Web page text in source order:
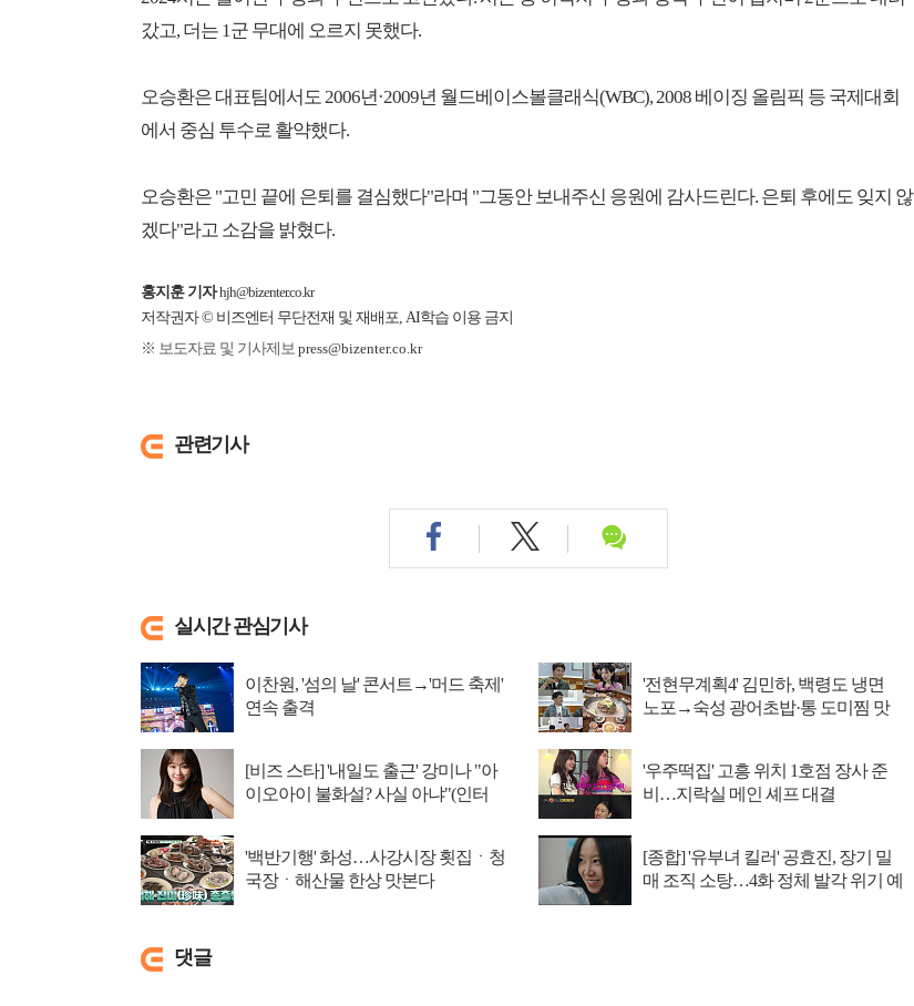
갔고, 더는 1군 무대에 오르지 못했다.
오승환은 대표팀에서도 2006년·2009년 월드베이스볼클래식(WBC), 2008 베이징 올림픽 등 국제대회
에서 중심 투수로 활약했다.
오승환은 "고민 끝에 은퇴를 결심했다"라며 "그동안 보내주신 응원에 감사드린다. 은퇴 후에도 잊지 않
겠다"라고 소감을 밝혔다.
홍지훈 기자 hjh@bizenter.co.kr
저작권자 © 비즈엔터 무단전재 및 재배포, AI학습 이용 금지
※ 보도자료 및 기사제보 press@bizenter.co.kr
관련기사
실시간 관심기사
이찬원, '섬의 날' 콘서트→'머드 축제'
연속 출격
'전현무계획4' 김민하, 백령도 냉면
노포→숙성 광어초밥·통 도미찜 맛
[비즈 스타] '내일도 출근' 강미나 "아
이오아이 불화설? 사실 아냐"(인터
'우주떡집' 고흥 위치 1호점 장사 준
비…지락실 메인 셰프 대결
'백반기행' 화성…사강시장 횟집ㆍ청
국장ㆍ해산물 한상 맛본다
[종합] '유부녀 킬러' 공효진, 장기 밀
매 조직 소탕…4화 정체 발각 위기 예
댓글